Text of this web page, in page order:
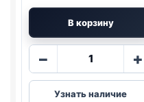
В корзину
−
Количество
Pro
+
Узнать наличие